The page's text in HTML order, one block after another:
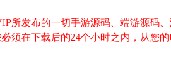
所发布的一切手游源码、端游源码
须在下载后的24个小时之内，从您